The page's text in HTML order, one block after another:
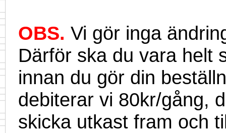
OBS. Vi gör inga
Därför ska du vara helt
innan du gör din
debiterar vi 80kr/gång,
skicka utkast fram och